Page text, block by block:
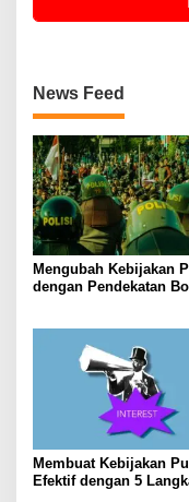
News Feed
Mengubah Kebijakan
dengan Pendekatan
Membuat Kebijakan
Efektif dengan 5